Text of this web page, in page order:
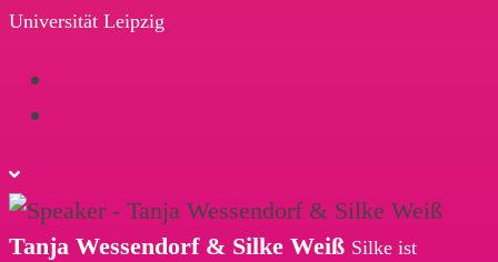
Universität Leipzig
Tanja Wessendorf & Silke Weiß Silke ist